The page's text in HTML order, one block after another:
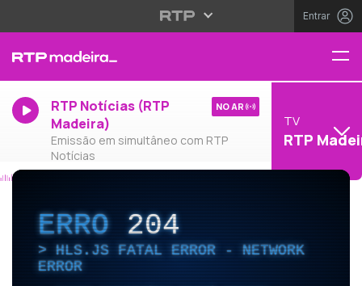
Entrar
RTP Notícias (RTP
Madeira)
Emissão em simultâneo com RTP
Notícias
NO AR
TV
RTP
ERRO204
HLS.JS FATAL ERROR - NETWORK
ERROR